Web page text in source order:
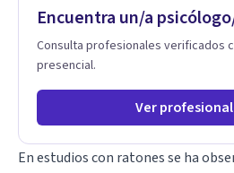
padres que buscan orientación y
primer paso hacia una convivencia
agenda tu sesión y empecemos a
Encuentra un/a
Consulta profesionales verificados
presencial.
Ver
En estudios con ratones se ha